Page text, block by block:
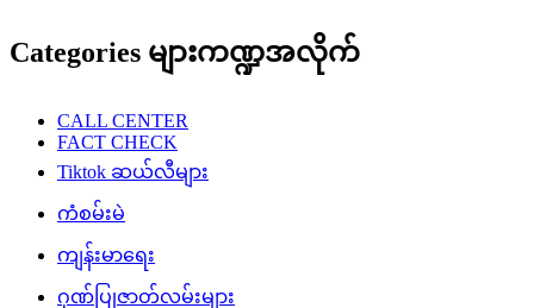
Categories များကဏ္ဍအလိုက်
CALL CENTER
FACT CHECK
Tiktok ဆယ်လီများ
ကံစမ်းမဲ
ကျန်းမာရေး
ဂုဏ်ပြုဇာတ်လမ်းများ